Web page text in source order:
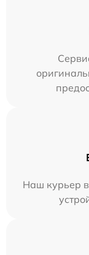
Наш курьер